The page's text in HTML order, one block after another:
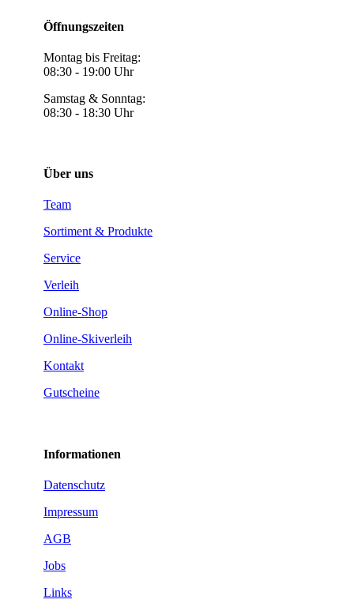
Öffnungszeiten
Montag bis Freitag:
08:30 - 19:00 Uhr
Samstag & Sonntag:
08:30 - 18:30 Uhr
Über uns
Team
Sortiment & Produkte
Service
Verleih
Online-Shop
Online-Skiverleih
Kontakt
Gutscheine
Informationen
Datenschutz
Impressum
AGB
Jobs
Links